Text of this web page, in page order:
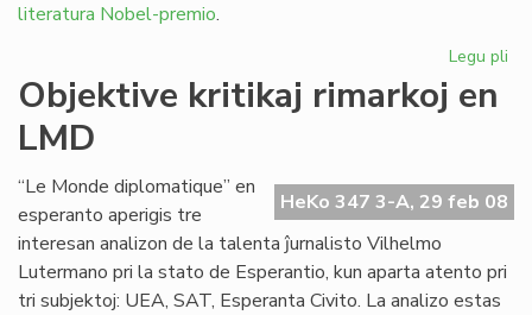
literatura Nobel-premio.
Legu pli
Objektive kritikaj rimarkoj en
LMD
HeKo 347 3-A, 29 feb 08
“Le Monde diplomatique” en
esperanto aperigis tre
interesan analizon de la talenta ĵurnalisto Vilhelmo
Lutermano pri la stato de Esperantio, kun aparta atento pri
tri subjektoj: UEA, SAT, Esperanta Civito. La analizo estas